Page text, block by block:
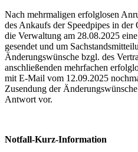
Nach mehrmaligen erfolglosen
des Ankaufs der Speedpipes in
die Verwaltung am 28.08.2025
gesendet und um
Änderungswünsche bzgl. des
anschließenden mehrfachen
mit E-Mail vom 12.09.2025
Zusendung der
Antwort vor.
Notfall-Kurz-Information